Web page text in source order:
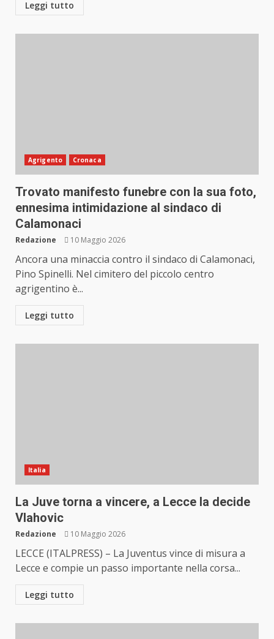
Leggi tutto
Agrigento Cronaca
Trovato manifesto funebre con la sua foto,
ennesima intimidazione al sindaco di
Calamonaci
Redazione 10 Maggio 2026
Ancora una minaccia contro il sindaco di Calamonaci,
Pino Spinelli. Nel cimitero del piccolo centro
agrigentino è...
Leggi tutto
Italia
La Juve torna a vincere, a Lecce la decide
Vlahovic
Redazione 10 Maggio 2026
LECCE (ITALPRESS) – La Juventus vince di misura a
Lecce e compie un passo importante nella corsa...
Leggi tutto